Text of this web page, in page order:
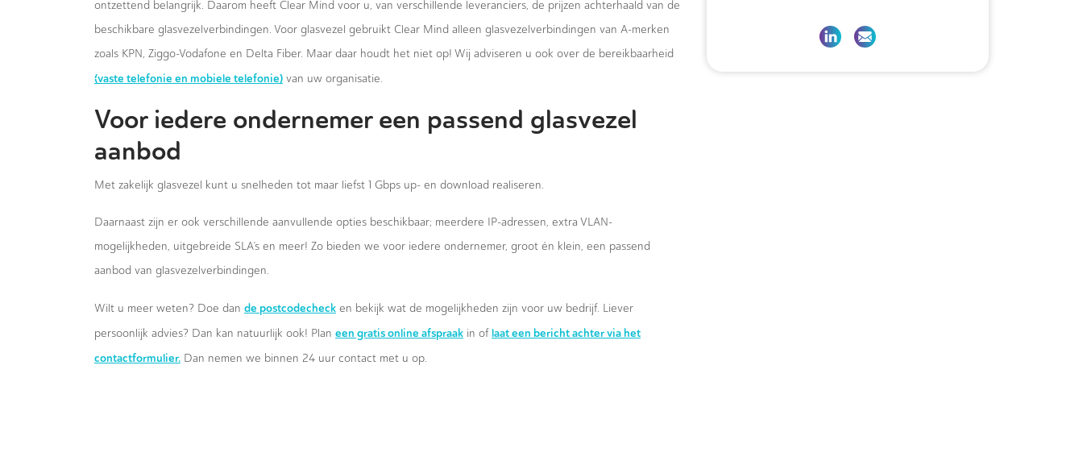
ontzettend belangrijk. Daarom heeft Clear Mind voor u, van verschillende leveranciers, de prijzen achterhaald van de
beschikbare glasvezelverbindingen. Voor glasvezel gebruikt Clear Mind alleen glasvezelverbindingen van A-merken
zoals KPN, Ziggo-Vodafone en Delta Fiber. Maar daar houdt het niet op! Wij adviseren u ook over de bereikbaarheid
(vaste telefonie en mobiele telefonie) van uw organisatie.
Voor iedere ondernemer een passend glasvezel
aanbod
Met zakelijk glasvezel kunt u snelheden tot maar liefst 1 Gbps up- en download realiseren.
Daarnaast zijn er ook verschillende aanvullende opties beschikbaar; meerdere IP-adressen, extra VLAN-
mogelijkheden, uitgebreide SLA’s en meer! Zo bieden we voor iedere ondernemer, groot én klein, een passend
aanbod van glasvezelverbindingen.
Wilt u meer weten? Doe dan de postcodecheck en bekijk wat de mogelijkheden zijn voor uw bedrijf. Liever
persoonlijk advies? Dan kan natuurlijk ook! Plan een gratis online afspraak in of laat een bericht achter via het
contactformulier. Dan nemen we binnen 24 uur contact met u op.